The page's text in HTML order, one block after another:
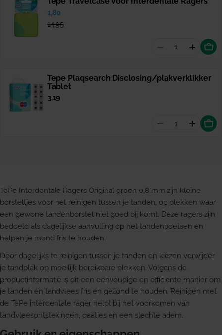
Verkoopprijs
1,80
Normale
prijs
14,95
Aantal
Tepe Plaqsearch Disclosing/plakverklikker
Tablet
Normale
3,19
Aantal
TePe Interdentale Ragers Original groen 0,8 mm zijn kleine
borsteltjes voor het reinigen tussen je tanden, op plekken waar
een gewone tandenborstel niet goed bij komt. Deze ragers zijn
bedoeld als dagelijkse aanvulling op het tandenpoetsen en
helpen je mond fris te houden.
Door dagelijks te reinigen tussen je tanden en kiezen verwijder
je tandplak op moeilijk bereikbare plekken. Volgens de
productinformatie is dit een eenvoudige en efficiënte manier om
je tanden en tandvlees fris en gezond te houden. Reinigen met
de TePe interdentale rager helpt bij het voorkomen van
tandvleesontstekingen, gaatjes en een slechte adem.